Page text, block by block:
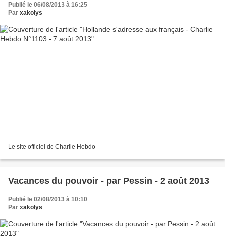
Publié le 06/08/2013 à 16:25
Par xakolys
Le site officiel de Charlie Hebdo
Vacances du pouvoir - par Pessin - 2 août 2013
Publié le 02/08/2013 à 10:10
Par xakolys